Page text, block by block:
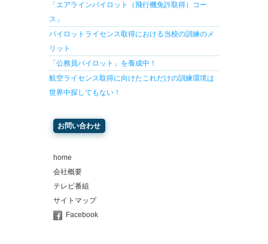
「エアラインパイロット（飛行機免許取得）コー
ス」
パイロットライセンス取得における当校の訓練のメ
リット
「公務員パイロット」を養成中！
航空ライセンス取得に向けたこれだけの訓練環境は
世界中探してもない！
お問い合わせ
home
会社概要
テレビ番組
サイトマップ
Facebook